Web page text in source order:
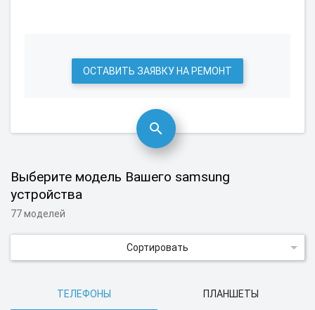
ОСТАВИТЬ ЗАЯВКУ НА РЕМОНТ
Выберите модель Вашего samsung
устройства
77 моделей
Сортировать
ТЕЛЕФОНЫ ПЛАНШЕТЫ